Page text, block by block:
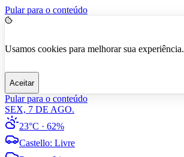
Pular para o conteúdo
Usamos cookies para melhorar sua experiência.
Aceitar
Pular para o conteúdo
SEX, 7 DE AGO.
23°C · 62%
Castello: Livre